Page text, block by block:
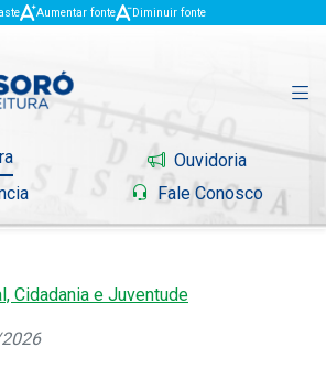
Aumentar fonte Diminuir fonte
Ouvidoria
Fale Conosco
Cidadania e Juventude